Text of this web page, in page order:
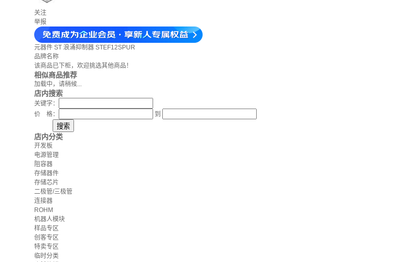
关注
举报
元器件 ST 浪涌抑制器 STEF12SPUR
品牌名称
该商品已下柜，欢迎挑选其他商品！
相似商品推荐
加载中，请稍候...
店内搜索
关键字：
价 格：
到
店内分类
开发板
电源管理
阻容器
存储器件
存储芯片
二极管/三极管
连接器
ROHM
机器人模块
样品专区
创客专区
特卖专区
临时分类